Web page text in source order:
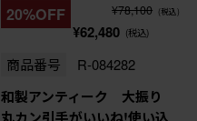
20%OFF ¥78,100 (税込)
¥62,480 (税込)
商品番号 R-084282
和製アンティーク 大振り
丸カン引手がいいね!使い込